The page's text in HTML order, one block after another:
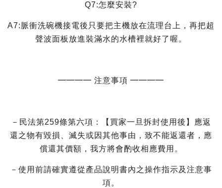
Q7:怎麼安裝?
A7:脈衝洗碗機接電後只要把主機放在流理台上，再把超
聲波面板放進裝滿水的水槽裡就好了喔。
━━━━ 注意事項 ━━━━
－民法第259條第六項：【買家一旦拆封使用後】應返
還之物有毀損、滅失或因其他事由，致不能返還者，應
償還其價額，我方將會酌收相應費用。
－使用前請確實遵從產品說明書內之操作指示及注意事
項。